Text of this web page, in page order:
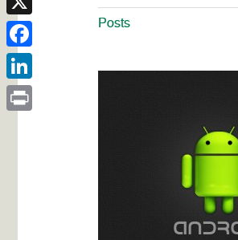
Posts
X
Facebook
LinkedIn